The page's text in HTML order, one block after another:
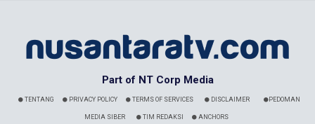
Part of NT Corp Media
TENTANG PRIVACY POLICY TERMS OF SERVICES DISCLAIMER PEDOMAN
MEDIA SIBER TIM REDAKSI ANCHORS